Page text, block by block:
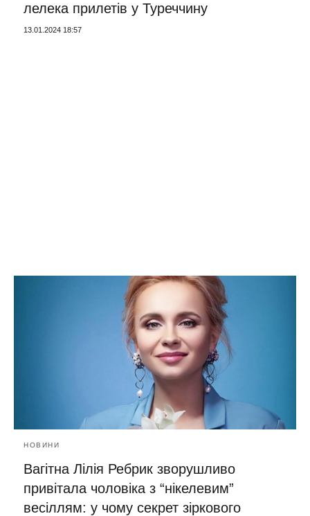
лелека прилетів у Туреччину
13.01.2024 18:57
НОВИНИ
Вагітна Лілія Ребрик зворушливо
привітала чоловіка з “нікелевим”
весіллям: у чому секрет зіркового